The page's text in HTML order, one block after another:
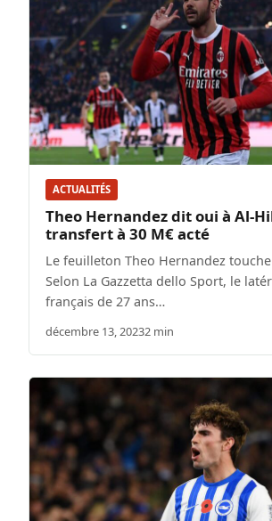
ACTUALITÉS
Theo Hernandez dit oui à Al-
transfert à 30 M€ acté
Le feuilleton Theo Hernandez
Selon La Gazzetta dello Sport, le
français de 27 ans…
décembre 13, 20232 min